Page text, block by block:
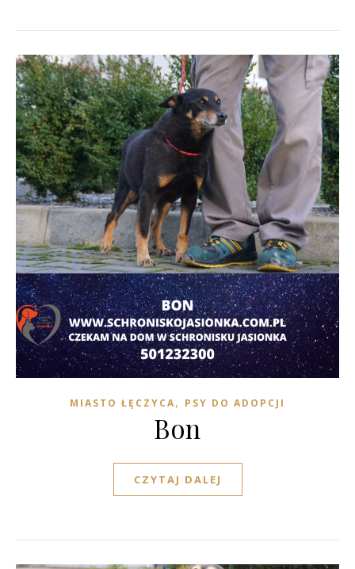
MIASTO ŁĘCZYCA, PSY DO ADOPCJI
Bon
CZYTAJ DALEJ